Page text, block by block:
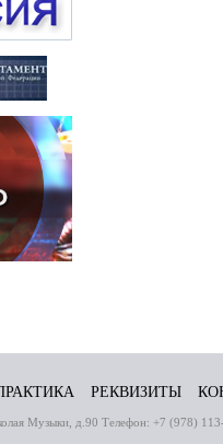
РЕКВИЗИТЫ
Музыки, д.90 Телефон: +7 (978)